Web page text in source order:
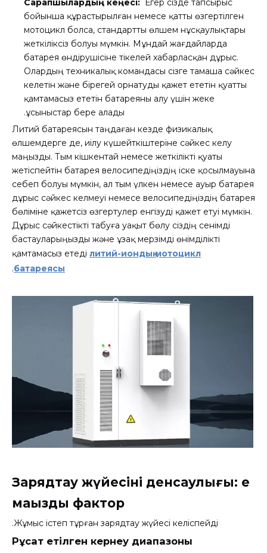
Сарапшылардың кеңесі:
Егер сізде тапсырыс
бойынша құрастырылған немесе қатты өзгертілген
мотоцикл болса, стандартты өлшем нұсқаулықтары
жеткіліксіз болуы мүмкін. Мұндай жағдайларда
батарея өндірушісіне тікелей хабарласқан дұрыс.
Олардың техникалық командасы сізге тамаша сәйкес
келетін және бірегей орнатуды қажет ететін қуатты
қамтамасыз ететін батареяны алу үшін жеке
ұсыныстар бере алады.
Литий батареясын таңдаған кезде физикалық
өлшемдерге де, иілу күшейткіштеріне сәйкес келу
маңызды. Тым кішкентай немесе жеткілікті қуаты
жетіспейтін батарея велосипедіңіздің іске қосылмауына
себеп болуы мүмкін, ал тым үлкен немесе ауыр батарея
дұрыс сәйкес келмеуі немесе велосипедіңіздің батарея
бөліміне қажетсіз өзгертулер енгізуді қажет етуі мүмкін.
Дұрыс сәйкестікті табуға уақыт бөлу сіздің сенімді
бастауларыңызды және ұзақ мерзімді өнімділікті
қамтамасыз етеді литий-иондық мотоцикл
батареясы
.
Зарядтау жүйесінің денсаулығы: ең
маңызды фактор
Жұмыс істеп тұрған зарядтау жүйесі келіспейді.
Рұқсат етілген кернеу диапазоны